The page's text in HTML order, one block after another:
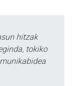
hitzak
tokiko